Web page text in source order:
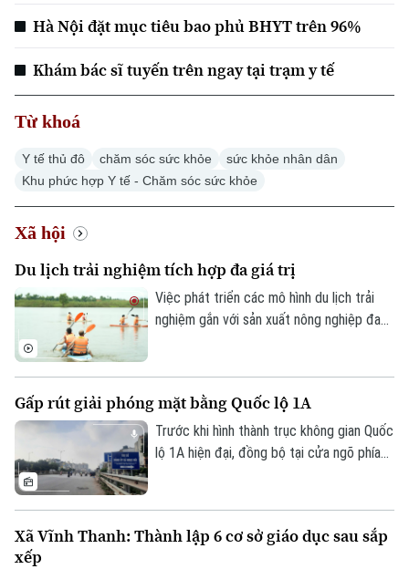
Hà Nội đặt mục tiêu bao phủ BHYT trên 96%
Khám bác sĩ tuyến trên ngay tại trạm y tế
Từ khoá
Y tế thủ đô chăm sóc sức khỏe
sức khỏe nhân dân
Khu phức hợp Y tế - Chăm sóc sức khỏe
Xã hội
Du lịch trải nghiệm tích hợp đa giá trị
Việc phát triển các mô hình du lịch trải
nghiệm gắn với sản xuất nông nghiệp đang
tạo đà phát triển kinh tế nông thôn bền
vững.
Gấp rút giải phóng mặt bằng Quốc lộ 1A
Trước khi hình thành trục không gian Quốc
lộ 1A hiện đại, đồng bộ tại cửa ngõ phía
phương có dự án đi qua đang tập trung
Xã Vĩnh Thanh: Thành lập 6 cơ sở giáo dục sau sắp
xếp